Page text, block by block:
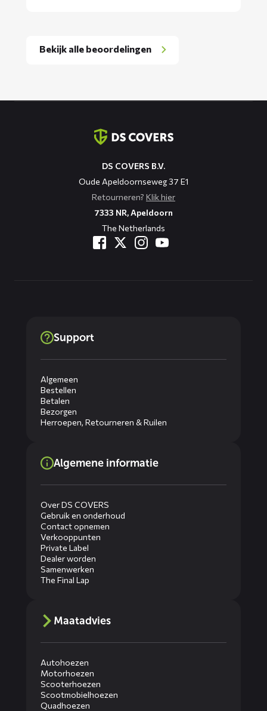
Bekijk alle beoordelingen
DS COVERS B.V.
Oude Apeldoornseweg 37 E1
Retourneren? Klik hier
7333 NR, Apeldoorn
The Netherlands
Support
Algemeen
Bestellen
Betalen
Bezorgen
Herroepen, Retourneren & Ruilen
Algemene informatie
Over DS COVERS
Gebruik en onderhoud
Contact opnemen
Verkooppunten
Private Label
Dealer worden
Samenwerken
The Final Lap
Maatadvies
Autohoezen
Motorhoezen
Scooterhoezen
Scootmobielhoezen
Quadhoezen